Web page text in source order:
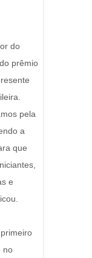
do
prêmio
pela
a
que
e
no